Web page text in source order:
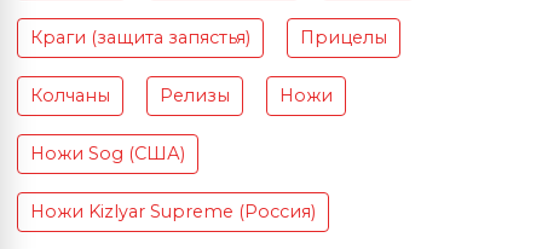
Краги (защита запястья) Прицелы
Колчаны Релизы Ножи
Ножи Sog (США)
Ножи Kizlyar Supreme (Россия)